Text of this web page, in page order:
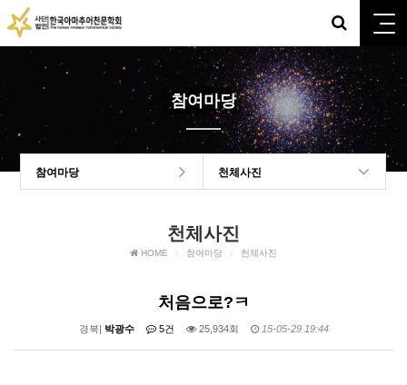
참여마당
참여마당 천체사진
천체사진
HOME 참여마당 천체사진
처음으로?ㅋ
경북| 박광수 5건 25,934회 15-05-29 19:44